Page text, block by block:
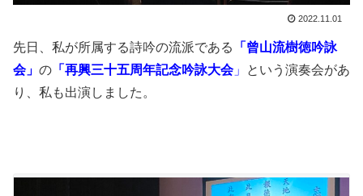
2022.11.01
先日、私が所属する詩吟の流派である
「曾山流樹徳吟詠
会」 の 「再興三十五周年記念吟詠大会」
という演奏会があ
り、私も出演しました。